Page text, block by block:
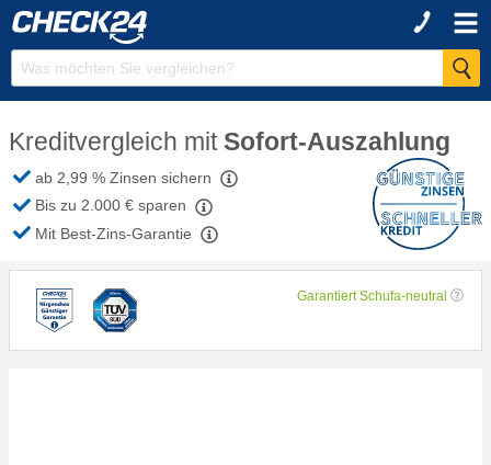
Kreditvergleich mit Sofort-Auszahlung
ab 2,99 % Zinsen sichern
Bis zu 2.000 € sparen
Mit Best-Zins-Garantie
Garantiert Schufa-neutral